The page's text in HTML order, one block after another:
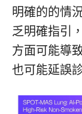
明確的的情
乏明確指引
方面可能導
也可能延誤